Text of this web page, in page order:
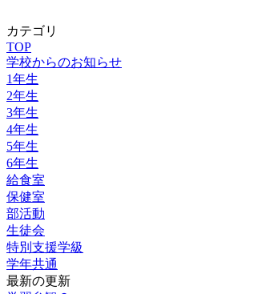
カテゴリ
TOP
学校からのお知らせ
1年生
2年生
3年生
4年生
5年生
6年生
給食室
保健室
部活動
生徒会
特別支援学級
学年共通
最新の更新